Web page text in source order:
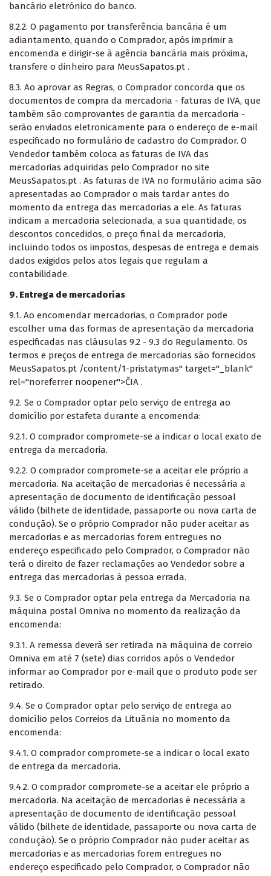
bancário eletrónico do banco.
8.2.2. O pagamento por transferência bancária é um
adiantamento, quando o Comprador, após imprimir a
encomenda e dirigir-se à agência bancária mais próxima,
transfere o dinheiro para MeusSapatos.pt .
8.3. Ao aprovar as Regras, o Comprador concorda que os
documentos de compra da mercadoria - faturas de IVA, que
também são comprovantes de garantia da mercadoria -
serão enviados eletronicamente para o endereço de e-mail
especificado no formulário de cadastro do Comprador. O
Vendedor também coloca as faturas de IVA das
mercadorias adquiridas pelo Comprador no site
MeusSapatos.pt . As faturas de IVA no formulário acima são
apresentadas ao Comprador o mais tardar antes do
momento da entrega das mercadorias a ele. As faturas
indicam a mercadoria selecionada, a sua quantidade, os
descontos concedidos, o preço final da mercadoria,
incluindo todos os impostos, despesas de entrega e demais
dados exigidos pelos atos legais que regulam a
contabilidade.
9. Entrega de mercadorias
9.1. Ao encomendar mercadorias, o Comprador pode
escolher uma das formas de apresentação da mercadoria
especificadas nas cláusulas 9.2 - 9.3 do Regulamento. Os
termos e preços de entrega de mercadorias são fornecidos
MeusSapatos.pt /content/1-pristatymas" target="_blank"
rel="noreferrer noopener">ČIA .
9.2. Se o Comprador optar pelo serviço de entrega ao
domicílio por estafeta durante a encomenda:
9.2.1. O comprador compromete-se a indicar o local exato de
entrega da mercadoria.
9.2.2. O comprador compromete-se a aceitar ele próprio a
mercadoria. Na aceitação de mercadorias é necessária a
apresentação de documento de identificação pessoal
válido (bilhete de identidade, passaporte ou nova carta de
condução). Se o próprio Comprador não puder aceitar as
mercadorias e as mercadorias forem entregues no
endereço especificado pelo Comprador, o Comprador não
terá o direito de fazer reclamações ao Vendedor sobre a
entrega das mercadorias à pessoa errada.
9.3. Se o Comprador optar pela entrega da Mercadoria na
máquina postal Omniva no momento da realização da
encomenda:
9.3.1. A remessa deverá ser retirada na máquina de correio
Omniva em até 7 (sete) dias corridos após o Vendedor
informar ao Comprador por e-mail que o produto pode ser
retirado.
9.4. Se o Comprador optar pelo serviço de entrega ao
domicílio pelos Correios da Lituânia no momento da
encomenda:
9.4.1. O comprador compromete-se a indicar o local exato
de entrega da mercadoria.
9.4.2. O comprador compromete-se a aceitar ele próprio a
mercadoria. Na aceitação de mercadorias é necessária a
apresentação de documento de identificação pessoal
válido (bilhete de identidade, passaporte ou nova carta de
condução). Se o próprio Comprador não puder aceitar as
mercadorias e as mercadorias forem entregues no
endereço especificado pelo Comprador, o Comprador não